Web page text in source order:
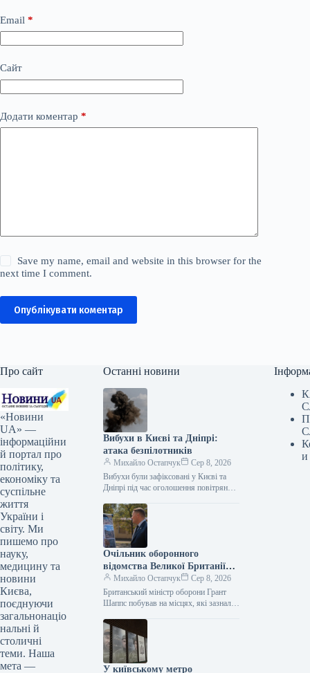
Email *
Сайт
Додати коментар *
Save my name, email and website in this browser for the
next time I comment.
Опублікувати коментар
Про сайт
«Новини
UA» —
інформаційни
й портал про
політику,
економіку та
суспільне
життя
України і
світу. Ми
пишемо про
науку,
медицину та
новини
Києва,
поєднуючи
загальнонаціо
нальні й
столичні
теми. Наша
мета —
Останні новини
Вибухи в Києві та Дніпрі:
атака безпілотників
Михайло Остапчук
Сер 8, 2026
Вибухи були зафіксовані у Києві та
Дніпрі під час оголошення повітряної
підтверджують представники ЗМІ, які
працюють на…
Очільник оборонного
відомства Великої Британії
Грант Шеппс побував у Києві,
оглядаючи наслідки
російських атак.
Михайло Остапчук
Сер 8, 2026
Британський міністр оборони Грант
Шаппс побував на місцях, які зазнали
інформацією Укрінформу, це стало
відомо…
У київському метро
и